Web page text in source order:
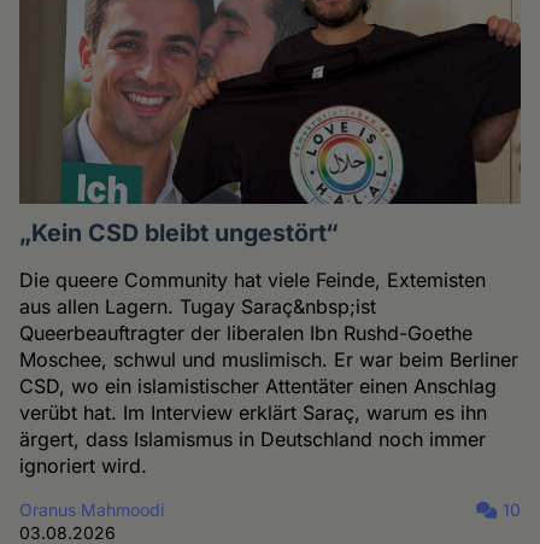
„Kein CSD bleibt ungestört“
Die queere Community hat viele Feinde, Extemisten
aus allen Lagern. Tugay Saraç&nbsp;ist
Queerbeauftragter der liberalen Ibn Rushd-Goethe
Moschee, schwul und muslimisch. Er war beim Berliner
CSD, wo ein islamistischer Attentäter einen Anschlag
verübt hat. Im Interview erklärt Saraç, warum es ihn
ärgert, dass Islamismus in Deutschland noch immer
ignoriert wird.
Oranus Mahmoodi
03.08.2026
10